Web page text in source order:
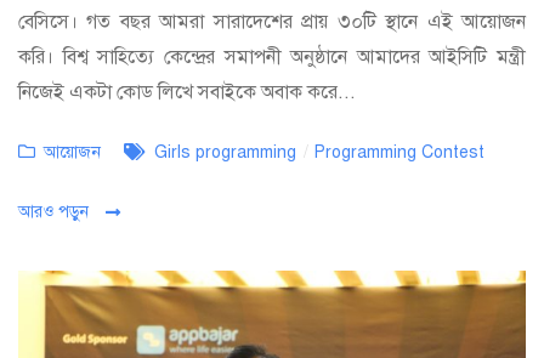
বেসিসে। গত বছর আমরা সারাদেশের প্রায় ৩০টি স্থানে এই আয়োজন
করি। বিশ্ব সাহিত্যে কেন্দ্রের সমাপনী অনুষ্ঠানে আমাদের আইসিটি মন্ত্রী
নিজেই একটা কোড লিখে সবাইকে অবাক করে...
Categories
আয়োজন Tags
Girls programming / Programming Contest
আরও পড়ুন